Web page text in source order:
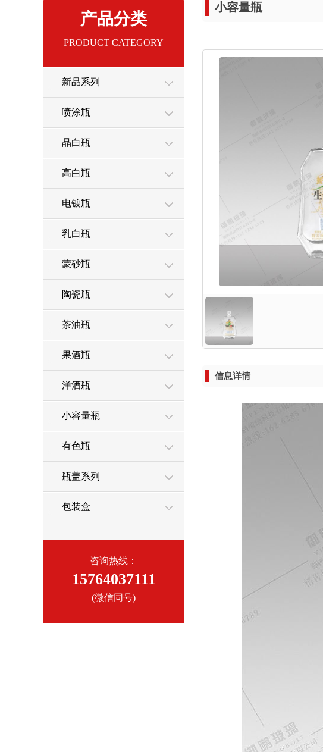
产品分类
PRODUCT CATEGORY
新品系列
喷涂瓶
晶白瓶
高白瓶
电镀瓶
乳白瓶
蒙砂瓶
陶瓷瓶
茶油瓶
果酒瓶
洋酒瓶
小容量瓶
有色瓶
瓶盖系列
包装盒
咨询热线：
15764037111
(微信同号)
小容量瓶
信息详情